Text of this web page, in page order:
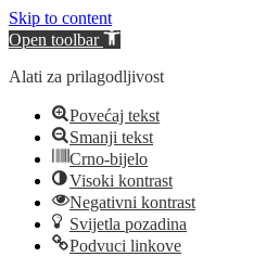
Skip to content
Open toolbar
Alati za prilagodljivost
Povećaj tekst
Smanji tekst
Crno-bijelo
Visoki kontrast
Negativni kontrast
Svijetla pozadina
Podvuci linkove